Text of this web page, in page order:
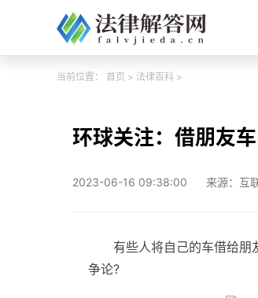
当前位置： 首页 > 法律百科 >
环球关注：借朋友
2023-06-16 09:38:00 来源：互
有些人将自己的车借给朋
争论?